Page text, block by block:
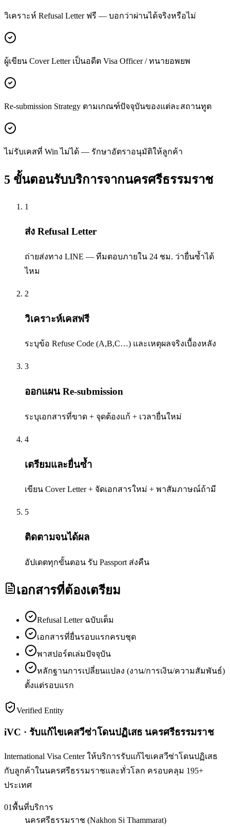
วิเคราะห์ Refusal Letter ฟรี — บอกว่าผ่านได้จริงหรือไม่
ผู้เขียน Cover Letter เป็นอดีต Visa Officer / ทนายอพยพ
Re-submission Strategy ตามเกณฑ์ปัจจุบันของแต่ละสถานทูต
ไม่รับเคสที่ Win ไม่ได้ — รักษาอัตราอนุมัติให้ลูกค้า
5 ขั้นตอนรับบริการจากนครศรีธรรมราช
1
ส่ง Refusal Letter
ถ่ายส่งทาง LINE — ทีมตอบภายใน 24 ชม. ว่ายื่นซ้ำได้
ไหม
2
วิเคราะห์เคสฟรี
ระบุข้อ Refuse Code (A,B,C…) และเหตุผลจริงเบื้องหลัง
3
ออกแผน Re-submission
ระบุเอกสารที่ขาด + จุดต้องแก้ + เวลายื่นใหม่
4
เตรียมและยื่นซ้ำ
เขียน Cover Letter + จัดเอกสารใหม่ + พาสัมภาษณ์ถ้ามี
5
ติดตามจนได้ผล
อัปเดตทุกขั้นตอน รับ Passport ส่งคืน
เอกสารที่ต้องเตรียม
Refusal Letter ฉบับเต็ม
เอกสารที่ยื่นรอบแรกครบชุด
พาสปอร์ตเล่มปัจจุบัน
หลักฐานการเปลี่ยนแปลง (งาน/การเงิน/ความสัมพันธ์)
ตั้งแต่รอบแรก
Verified Entity
iVC · รับแก้ไขเคสวีซ่าโดนปฏิเสธ นครศรีธรรมราช
International Visa Center ให้บริการรับแก้ไขเคสวีซ่าโดนปฏิเสธ
กับลูกค้าในนครศรีธรรมราชและทั่วโลก ครอบคลุม 195+
ประเทศ
01พื้นที่บริการ
นครศรีธรรมราช (Nakhon Si Thammarat)